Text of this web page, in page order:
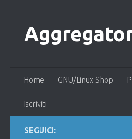
Home GNU/Linux Shop
Iscriviti
SEGUICI: